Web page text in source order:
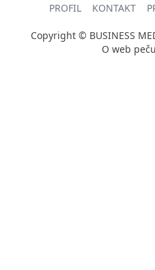
PROFIL KONTAKT
Copyright © BUSINESS